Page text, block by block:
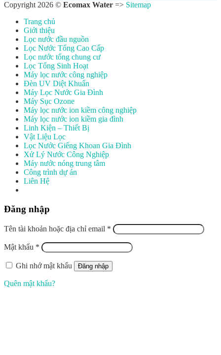
Copyright 2026 © Ecomax Water => Sitemap
Trang chủ
Giới thiệu
Lọc nước đầu nguồn
Lọc Nước Tổng Cao Cấp
Lọc nước tổng chung cư
Lọc Tổng Sinh Hoạt
Máy lọc nước công nghiệp
Đèn UV Diệt Khuẩn
Máy Lọc Nước Gia Đình
Máy Sục Ozone
Máy lọc nước ion kiềm công nghiệp
Máy lọc nước ion kiềm gia đình
Linh Kiện – Thiết Bị
Vật Liệu Lọc
Lọc Nước Giếng Khoan Gia Đình
Xử Lý Nước Công Nghiệp
Máy nước nóng trung tâm
Công trình dự án
Liên Hệ
Đăng nhập
Tên tài khoản hoặc địa chỉ email *
Mật khẩu *
Ghi nhớ mật khẩu Đăng nhập
Quên mật khẩu?